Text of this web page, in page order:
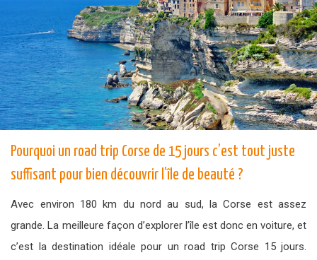
Pourquoi un road trip Corse de 15 jours c’est tout juste
suffisant pour bien découvrir l’île de beauté ?
Avec environ 180 km du nord au sud, la Corse est assez
grande. La meilleure façon d’explorer l’île est donc en voiture, et
c’est la destination idéale pour un road trip Corse 15 jours.